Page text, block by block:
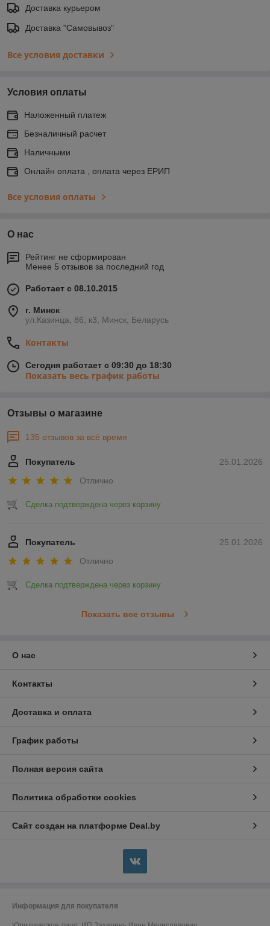
Доставка курьером
Доставка "Самовывоз"
Все условия доставки
Условия оплаты
Наложенный платеж
Безналичный расчет
Наличными
Онлайн оплата , оплата через ЕРИП
Все условия оплаты
О нас
Рейтинг не сформирован
Менее 5 отзывов за последний год
Работает с 08.10.2015
г. Минск
ул.Казинца, 86, к3, Минск, Беларусь
Контакты
Сегодня работает с 09:30 до 18:30
Показать весь график работы
Отзывы о магазине
135 отзывов за всё время
25.01.2026
Покупатель
Отлично
Сделка подтверждена через корзину
25.01.2026
Покупатель
Отлично
Сделка подтверждена через корзину
Показать все отзывы
О нас
Контакты
Доставка и оплата
График работы
Полная версия сайта
Политика обработки cookies
Сайт создан на платформе Deal.by
Информация для покупателя